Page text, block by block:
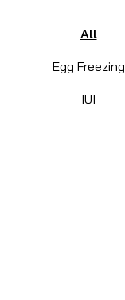
All
Egg Freezing
IUI